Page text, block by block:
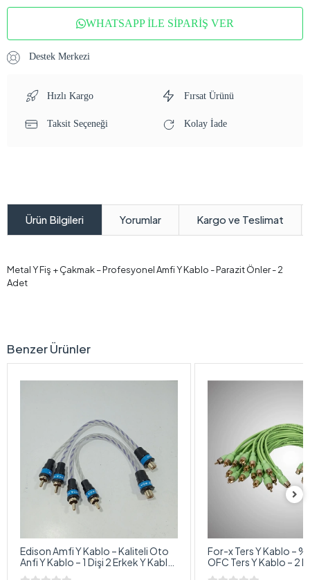
WHATSAPP İLE SİPARİŞ VER
Destek Merkezi
Hızlı Kargo Fırsat Ürünü
Taksit Seçeneği Kolay İade
Ürün Bilgileri Yorumlar Kargo ve Teslimat
Metal Y Fiş + Çakmak – Profesyonel Amfi Y Kablo - Parazit Önler - 2
Adet
Benzer Ürünler
Edison Amfi Y Kablo – Kaliteli Oto
Anfi Y Kablo – 1 Dişi 2 Erkek Y Kablo
– 2 Adet
For-x Ters Y Kablo –
OFC Ters Y Kablo – 2
Ters Y Kablo – 1 Adet